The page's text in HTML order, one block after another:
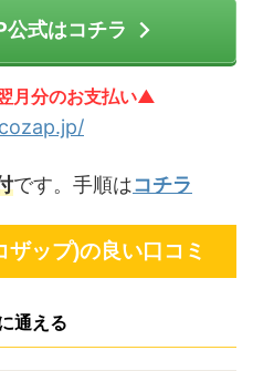
式はコチラ
月分のお支払い▲
です。手順はコチラ
ップ)の良い口コミ
通える